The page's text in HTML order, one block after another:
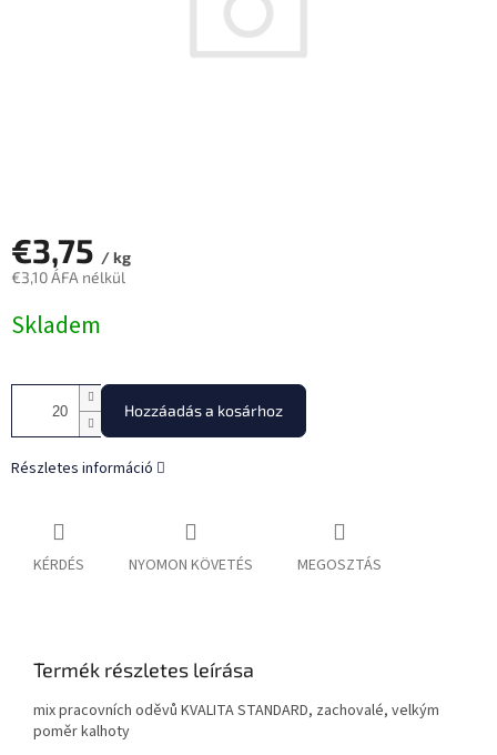
€3,75 / kg
€3,10 ÁFA nélkül
Skladem
Hozzáadás a kosárhoz
Részletes információ
KÉRDÉS NYOMON KÖVETÉS MEGOSZTÁS
Termék részletes leírása
mix pracovních oděvů KVALITA STANDARD, zachovalé, velkým
poměr kalhoty